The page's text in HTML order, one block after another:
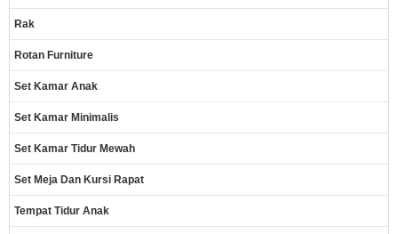
Rak
Rotan Furniture
Set Kamar Anak
Set Kamar Minimalis
Set Kamar Tidur Mewah
Set Meja Dan Kursi Rapat
Tempat Tidur Anak